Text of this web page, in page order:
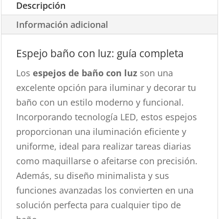
Descripción
Información adicional
Espejo baño con luz: guía completa
Los espejos de baño con luz son una
excelente opción para iluminar y decorar tu
baño con un estilo moderno y funcional.
Incorporando tecnología LED, estos espejos
proporcionan una iluminación eficiente y
uniforme, ideal para realizar tareas diarias
como maquillarse o afeitarse con precisión.
Además, su diseño minimalista y sus
funciones avanzadas los convierten en una
solución perfecta para cualquier tipo de